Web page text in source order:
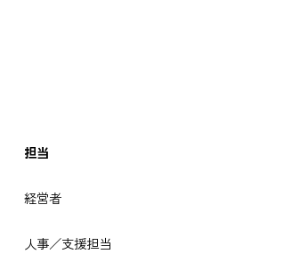
担当
経営者
人事／支援担当